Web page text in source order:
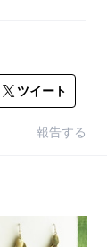
ツイート
報告する